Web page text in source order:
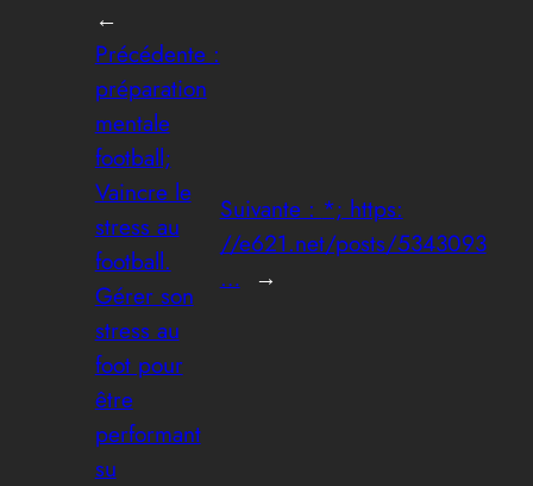
←
Précédente :
préparation
mentale
football;
Vaincre le
stress au
football.
Gérer son
stress au
foot pour
être
performant
su
Suivante : *; https:
//e621.net/posts/5343093
… →